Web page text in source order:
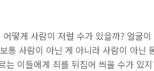
떻게 사람이 저럴 수가 있을까? 얼굴
통 사람이 아닌 게 아니라 사람이 아닌
는 이들에게 죄를 뒤집어 씌울 수가 있